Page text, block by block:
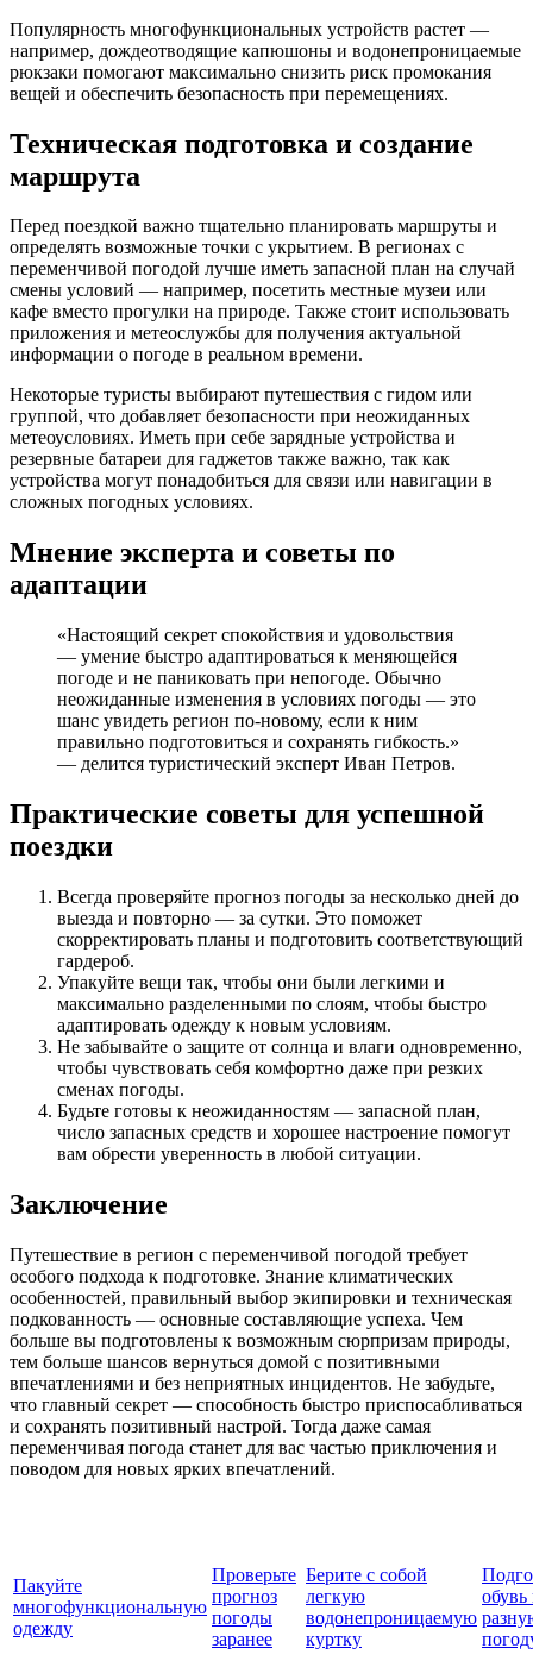
Популярность многофункциональных устройств растет —
например, дождеотводящие капюшоны и водонепроницаемые
рюкзаки помогают максимально снизить риск промокания
вещей и обеспечить безопасность при перемещениях.
Техническая подготовка и создание
маршрута
Перед поездкой важно тщательно планировать маршруты и
определять возможные точки с укрытием. В регионах с
переменчивой погодой лучше иметь запасной план на случай
смены условий — например, посетить местные музеи или
кафе вместо прогулки на природе. Также стоит использовать
приложения и метеослужбы для получения актуальной
информации о погоде в реальном времени.
Некоторые туристы выбирают путешествия с гидом или
группой, что добавляет безопасности при неожиданных
метеоусловиях. Иметь при себе зарядные устройства и
резервные батареи для гаджетов также важно, так как
устройства могут понадобиться для связи или навигации в
сложных погодных условиях.
Мнение эксперта и советы по
адаптации
«Настоящий секрет спокойствия и удовольствия
— умение быстро адаптироваться к меняющейся
погоде и не паниковать при непогоде. Обычно
неожиданные изменения в условиях погоды — это
шанс увидеть регион по-новому, если к ним
правильно подготовиться и сохранять гибкость.»
— делится туристический эксперт Иван Петров.
Практические советы для успешной
поездки
Всегда проверяйте прогноз погоды за несколько дней до
выезда и повторно — за сутки. Это поможет
скорректировать планы и подготовить соответствующий
гардероб.
Упакуйте вещи так, чтобы они были легкими и
максимально разделенными по слоям, чтобы быстро
адаптировать одежду к новым условиям.
Не забывайте о защите от солнца и влаги одновременно,
чтобы чувствовать себя комфортно даже при резких
сменах погоды.
Будьте готовы к неожиданностям — запасной план,
число запасных средств и хорошее настроение помогут
вам обрести уверенность в любой ситуации.
Заключение
Путешествие в регион с переменчивой погодой требует
особого подхода к подготовке. Знание климатических
особенностей, правильный выбор экипировки и техническая
подкованность — основные составляющие успеха. Чем
больше вы подготовлены к возможным сюрпризам природы,
тем больше шансов вернуться домой с позитивными
впечатлениями и без неприятных инцидентов. Не забудьте,
что главный секрет — способность быстро приспосабливаться
и сохранять позитивный настрой. Тогда даже самая
переменчивая погода станет для вас частью приключения и
поводом для новых ярких впечатлений.
Пакуйте
многофункциональную
одежду
Проверьте
прогноз
погоды
заранее
Берите с собой
легкую
водонепроницаемую
куртку
обувь